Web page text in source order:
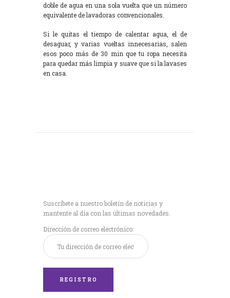
doble de agua en una sola vuelta que un número
equivalente de lavadoras convencionales.
Si le quitas el tiempo de calentar agua, el de
desaguar, y varias vueltas innecesarias, salen
esos poco más de 30 min que tu ropa necesita
para quedar más limpia y suave que si la lavases
en casa.
Suscríbete a nuestro boletín de noticias y
mantente al día con las últimas novedades.
Dirección de correo electrónico: